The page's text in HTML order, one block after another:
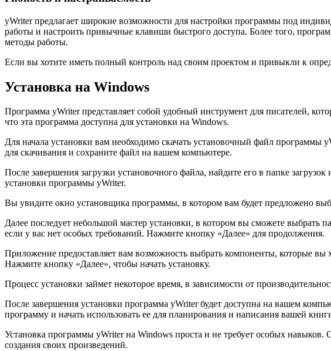
yWriter предлагает широкие возможности для настройки программы под
работы и настроить привычные клавиши быстрого доступа. Более того,
методы работы.
Если вы хотите иметь полный контроль над своим проектом и привыкли к
Установка на Windows
Программа yWriter представляет собой удобный инструмент для писателей,
что эта программа доступна для установки на Windows.
Для начала установки вам необходимо скачать установочный файл программы
для скачивания и сохраните файл на вашем компьютере.
После завершения загрузки установочного файла, найдите его в папке
установки программы yWriter.
Вы увидите окно установщика программы, в котором вам будет предложено
Далее последует небольшой мастер установки, в котором вы сможете выбрать
если у вас нет особых требований. Нажмите кнопку «Далее» для продолжения.
Приложение предоставляет вам возможность выбрать компоненты, которые
Нажмите кнопку «Далее», чтобы начать установку.
Процесс установки займет некоторое время, в зависимости от
После завершения установки программа yWriter будет доступна на вашем
программу и начать использовать ее для планирования и написания вашей
Установка программы yWriter на Windows проста и не требует особых навыков.
создания своих произведений.